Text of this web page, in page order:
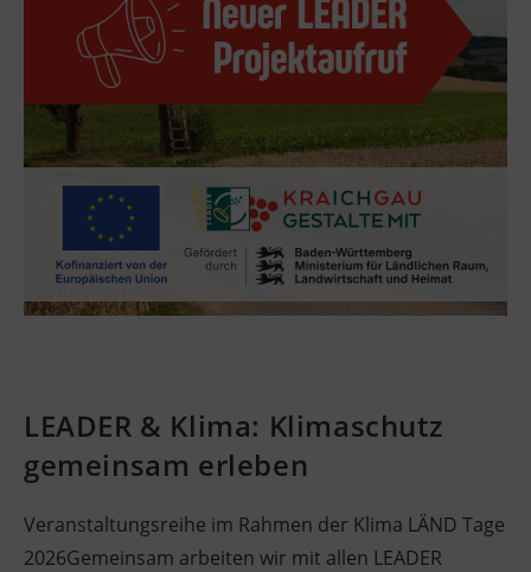
LEADER & Klima: Klimaschutz
gemeinsam erleben
Veranstaltungsreihe im Rahmen der Klima LÄND Tage
2026Gemeinsam arbeiten wir mit allen LEADER